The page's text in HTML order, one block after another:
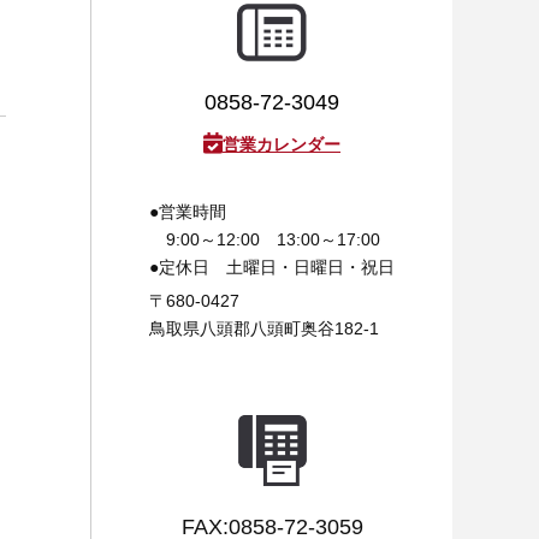
0858-72-3049
営業カレンダー
●営業時間
9:00～12:00 13:00～17:00
●定休日
土曜日・日曜日・祝日
〒680-0427
鳥取県八頭郡八頭町奥谷182-1
FAX:0858-72-3059